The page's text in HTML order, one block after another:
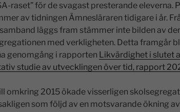
raset” för de svagast presterande eleverna.
av tidningen Ämnesläraren tidigare i år.
läggs fram stämmer inte bilden av
med verkligheten. Detta framgår
genomgång i rapporten Likvärdighet i slutet
studie av utvecklingen över tid, rapport
omkring 2015 ökade visserligen
som följd av en motsvarande ökning